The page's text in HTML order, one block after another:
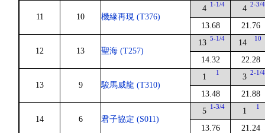
11 10 機緣再現 (T376)
4 1-1/4
13.68
4 2-3/4
21.76
12 13 聖海 (T257)
13 5-1/4
14.32
14 10
22.28
13 9 駿馬威龍 (T310)
1 1
13.48
3 2-1/4
21.88
14 6 君子協定 (S011)
5 1-3/4
13.76
1 1
21.24